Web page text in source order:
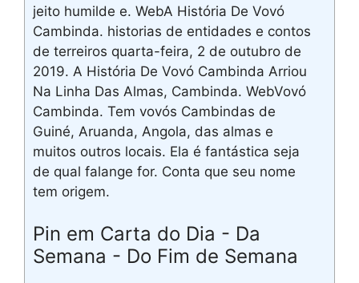
jeito humilde e. WebA História De Vovó
Cambinda. historias de entidades e contos
de terreiros quarta-feira, 2 de outubro de
2019. A História De Vovó Cambinda Arriou
Na Linha Das Almas, Cambinda. WebVovó
Cambinda. Tem vovós Cambindas de
Guiné, Aruanda, Angola, das almas e
muitos outros locais. Ela é fantástica seja
de qual falange for. Conta que seu nome
tem origem.
Pin em Carta do Dia - Da
Semana - Do Fim de Semana